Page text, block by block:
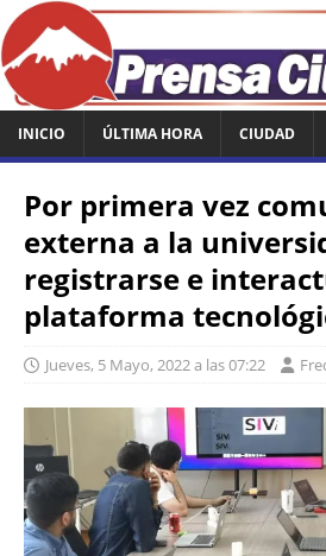
INICIO ÚLTIMA HORA CIUDAD
Por primera vez
externa a la
registrarse e
plataforma
Jueves, 5 Mayo, 2022 a las 07:22